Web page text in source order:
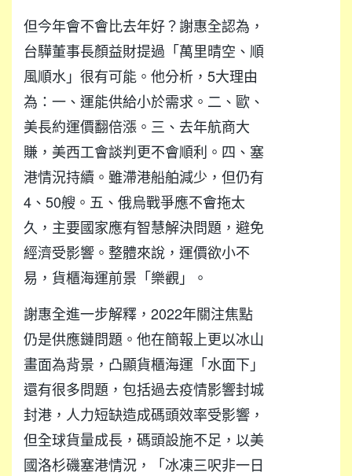
但今年會不會比去年好？謝惠全認為，
台驊董事長顏益財提過「萬里晴空、順
風順水」很有可能。他分析，5大理由
為：一、運能供給小於需求。二、歐、
美長約運價翻倍漲。三、去年航商大
賺，美西工會談判更不會順利。四、塞
港情況持續。雖滯港船舶減少，但仍有
4、50艘。五、俄烏戰爭應不會拖太
久，主要國家應有智慧解決問題，避免
經濟受影響。整體來說，運價欲小不
易，貨櫃海運前景「樂觀」。
謝惠全進一步解釋，2022年關注焦點
仍是供應鏈問題。他在簡報上更以冰山
畫面為背景，凸顯貨櫃海運「水面下」
還有很多問題，包括過去疫情影響封城
封港，人力短缺造成碼頭效率受影響，
但全球貨量成長，碼頭設施不足，以美
國洛杉磯塞港情況，「冰凍三呎非一日